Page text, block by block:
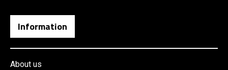
Information
About us